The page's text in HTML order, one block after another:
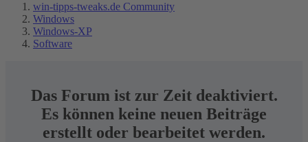
win-tipps-tweaks.de Community
Windows
Windows-XP
Software
Das Forum ist zur Zeit deaktiviert.
Es können keine neuen Beiträge
erstellt oder bearbeitet werden.